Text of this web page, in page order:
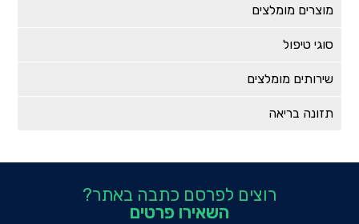
מוצרים מומלצים
סוגי טיפול
שירותים מומלצים
תזונה בריאה
רוצים לפרסם כתבה באתר?
השאירו פרטים